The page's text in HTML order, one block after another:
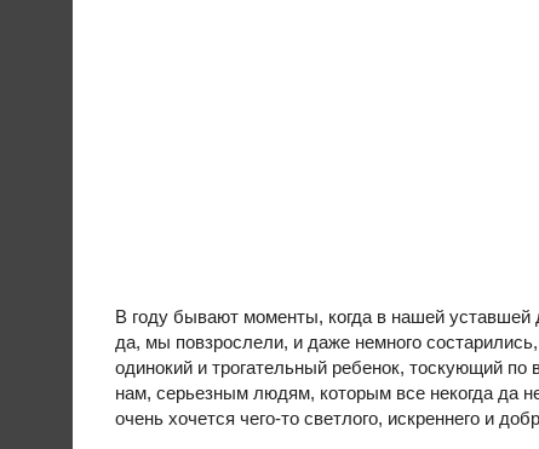
В году бывают моменты, когда в нашей уставшей
да, мы повзрослели, и даже немного
одинокий и трогательный ребенок, тоскующий
нам, серьезным людям, которым все некогда да
очень хочется чего-то светлого, искреннего и